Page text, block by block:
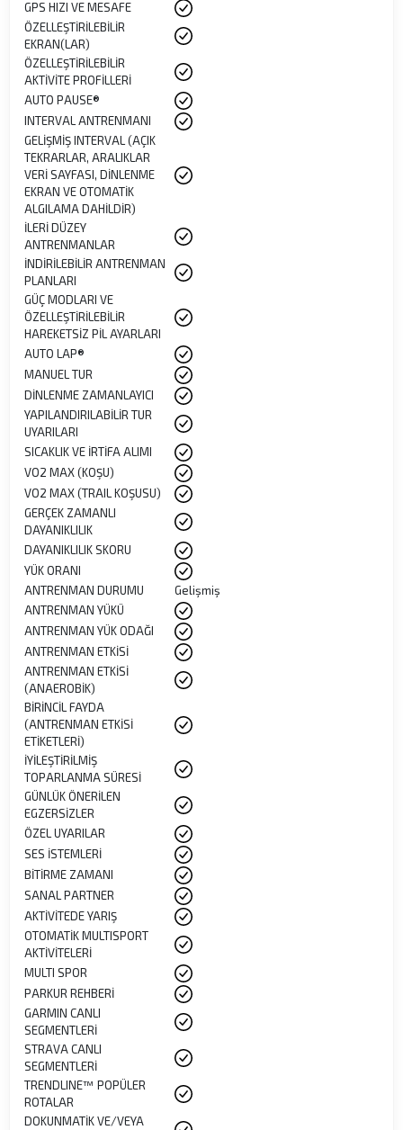
GPS HIZI VE MESAFE
ÖZELLEŞTİRİLEBİLİR
EKRAN(LAR)
ÖZELLEŞTİRİLEBİLİR
AKTİVİTE PROFİLLERİ
AUTO PAUSE®
INTERVAL ANTRENMANI
GELİŞMİŞ INTERVAL (AÇIK
TEKRARLAR, ARALIKLAR
VERİ SAYFASI, DİNLENME
EKRAN VE OTOMATİK
ALGILAMA DAHİLDİR)
İLERİ DÜZEY
ANTRENMANLAR
İNDİRİLEBİLİR ANTRENMAN
PLANLARI
GÜÇ MODLARI VE
ÖZELLEŞTİRİLEBİLİR
HAREKETSİZ PİL AYARLARI
AUTO LAP®
MANUEL TUR
DİNLENME ZAMANLAYICI
YAPILANDIRILABİLİR TUR
UYARILARI
SICAKLIK VE İRTİFA ALIMI
VO2 MAX (KOŞU)
VO2 MAX (TRAIL KOŞUSU)
GERÇEK ZAMANLI
DAYANIKLILIK
DAYANIKLILIK SKORU
YÜK ORANI
ANTRENMAN DURUMU
Gelişmiş
ANTRENMAN YÜKÜ
ANTRENMAN YÜK ODAĞI
ANTRENMAN ETKİSİ
ANTRENMAN ETKİSİ
(ANAEROBİK)
BİRİNCİL FAYDA
(ANTRENMAN ETKİSİ
ETİKETLERİ)
İYİLEŞTİRİLMİŞ
TOPARLANMA SÜRESİ
GÜNLÜK ÖNERİLEN
EGZERSİZLER
ÖZEL UYARILAR
SES İSTEMLERİ
BİTİRME ZAMANI
SANAL PARTNER
AKTİVİTEDE YARIŞ
OTOMATİK MULTISPORT
AKTİVİTELERİ
MULTI SPOR
PARKUR REHBERİ
GARMIN CANLI
SEGMENTLERİ
STRAVA CANLI
SEGMENTLERİ
TRENDLINE™ POPÜLER
ROTALAR
DOKUNMATİK VE/VEYA